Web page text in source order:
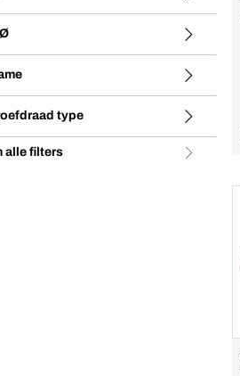
type
alle filters